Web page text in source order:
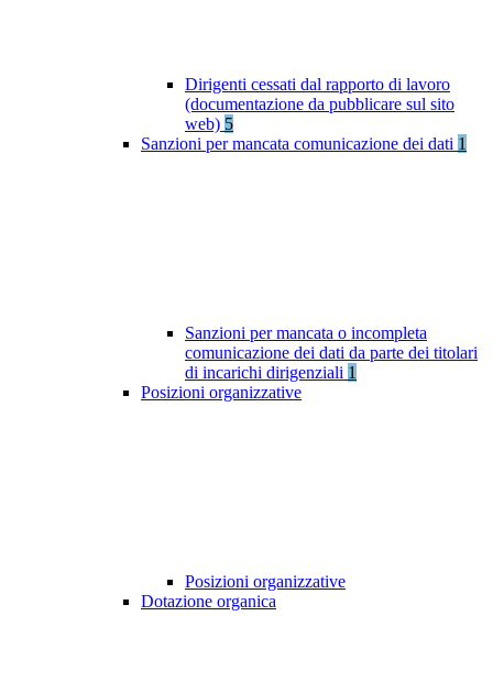
Dirigenti cessati dal rapporto di lavoro
(documentazione da pubblicare sul sito
web) 5
Sanzioni per mancata comunicazione dei dati 1
Sanzioni per mancata o incompleta
comunicazione dei dati da parte dei titolari
di incarichi dirigenziali 1
Posizioni organizzative
Posizioni organizzative
Dotazione organica